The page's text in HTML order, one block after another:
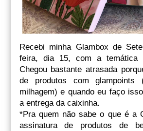
Recebi minha Glambox de
feira, dia 15, com a temática
Chegou bastante atrasada
de produtos com glampoints
milhagem) e quando eu faço
a entrega da caixinha.
*Pra quem não sabe o que é a
assinatura de produtos de